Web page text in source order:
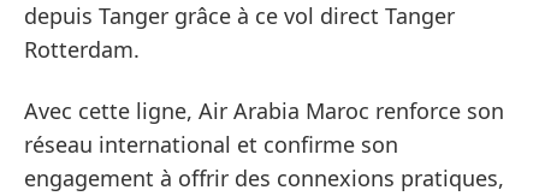
depuis Tanger grâce à ce vol direct Tanger
Rotterdam.
Avec cette ligne, Air Arabia Maroc renforce son
réseau international et confirme son
engagement à offrir des connexions pratiques,